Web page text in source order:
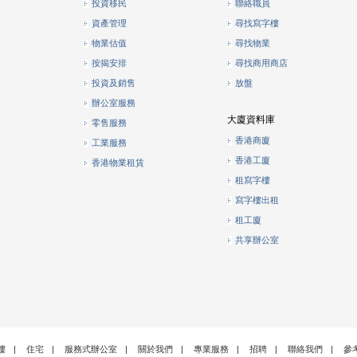
投資移民
資產管理
物業估值
按揭安排
投資及銷售
辦公室服務
零售服務
工業服務
香港物業租賃
聯絡職員
尋找寫字樓
尋找物業
尋找商用商店
放盤
大廈資料庫
香港商廈
香港工廈
租寫字樓
寫字樓出租
租工廈
共享辦公室
| 住宅 | 服務式辦公室 | 關於我們 | 專業服務 | 招聘 | 聯絡我們 | 參